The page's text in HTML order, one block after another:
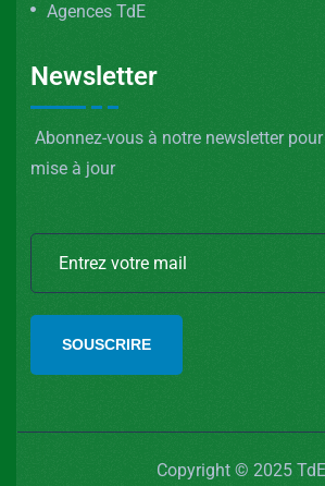
Agences TdE
Newsletter
Abonnez-vous à notre newsletter
mise à jour
SOUSCRIRE
Copyright © 2025